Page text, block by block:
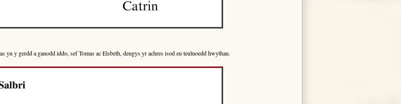
y gerdd a ganodd iddo, sef Tomas ac Elsbeth, dengys yr achres isod eu teuluoedd hwythau.